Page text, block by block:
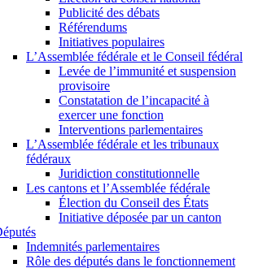
Publicité des débats
Référendums
Initiatives populaires
L’Assemblée fédérale et le Conseil fédéral
Levée de l’immunité et suspension
provisoire
Constatation de l’incapacité à
exercer une fonction
Interventions parlementaires
L’Assemblée fédérale et les tribunaux
fédéraux
Juridiction constitutionnelle
Les cantons et l’Assemblée fédérale
Élection du Conseil des États
Initiative déposée par un canton
Indemnités parlementaires
Rôle des députés dans le fonctionnement